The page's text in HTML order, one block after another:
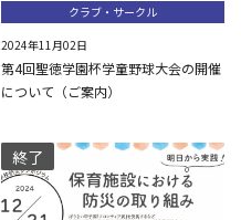
クラブ・サークル
2024年11月02日
第4回聖徳学園杯学童野球大会の開催
について（ご案内）
終了